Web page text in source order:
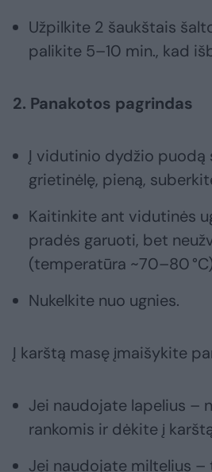
Užpilkite 2 šaukštais
palikite 5–10 min., kad
2. Panakotos pagrindas
Į vidutinio dydžio puodą
grietinėlę, pieną,
Kaitinkite ant vidutinės
pradės garuoti, bet
(temperatūra ~70–80
Nukelkite nuo ugnies.
Į karštą masę įmaišykite
Jei naudojate lapelius –
rankomis ir dėkite į
Jei naudojate miltelius